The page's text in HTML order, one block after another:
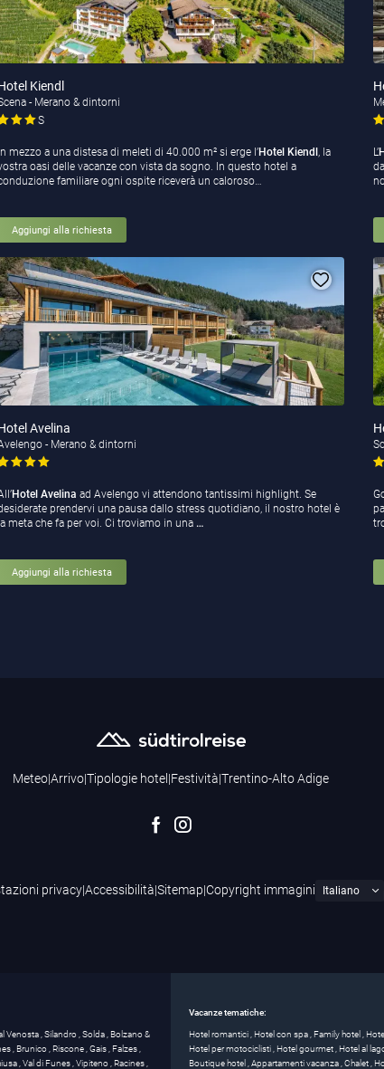
Kiendl
- Merano & dintorni
S
mezzo a una distesa di meleti di 40.000 m² si erge l’Hotel Kiendl, la
oasi delle vacanze con vista da sogno. In questo hotel a
familiare ogni ospite riceverà un caloroso…
Aggiungi alla richiesta
L’
Avelina
- Merano & dintorni
Hotel Avelina ad Avelengo vi attendono tantissimi highlight. Se
prendervi una pausa dallo stress quotidiano, il nostro hotel è
meta che fa per voi. Ci troviamo in una …
Aggiungi alla richiesta
Meteo|Arrivo|Tipologie hotel |Festività|Trentino-Alto Adige
privacy|Accessibilità|Sitemap|Copyright immagini
Venosta,Silandro,Solda, Bolzano &
, Brunico,Riscone,Gais, Falzes,
,Val di Funes,Vipiteno,Racines,
Vacanze tematiche:
Hotel romantici, Hotel con spa, Family hotel ,
Hotel per motociclisti, Hotel gourmet, Hotel al
Boutique hotel ,Appartamenti vacanza,Chalet,